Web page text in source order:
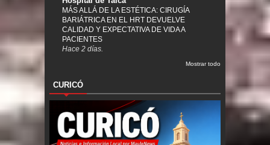
MÁS ALLÁ DE LA ESTÉTICA: CIRUGÍA
BARIÁTRICA EN EL HRT DEVUELVE
CALIDAD Y EXPECTATIVA DE VIDA A
PACIENTES
Hace 2 días.
Mostrar todo
CURICÓ